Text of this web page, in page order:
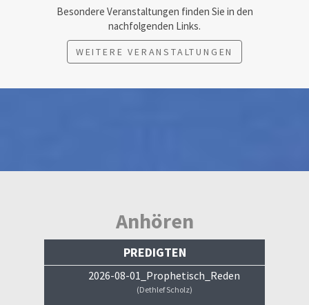
Besondere Veranstaltungen finden Sie in den
nachfolgenden Links.
WEITERE VERANSTALTUNGEN
Anhören
PREDIGTEN
2026-08-01_Prophetisch_Reden
(Dethlef Scholz)